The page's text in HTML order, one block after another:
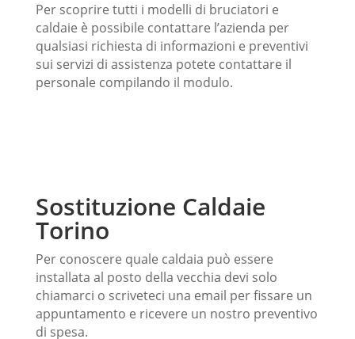
Per scoprire tutti i modelli di bruciatori e
caldaie è possibile contattare l’azienda per
qualsiasi richiesta di informazioni e preventivi
sui servizi di assistenza potete contattare il
personale compilando il modulo.
Sostituzione Caldaie
Torino
Per conoscere quale caldaia può essere
installata al posto della vecchia devi solo
chiamarci o scriveteci una email per fissare un
appuntamento e ricevere un nostro preventivo
di spesa.